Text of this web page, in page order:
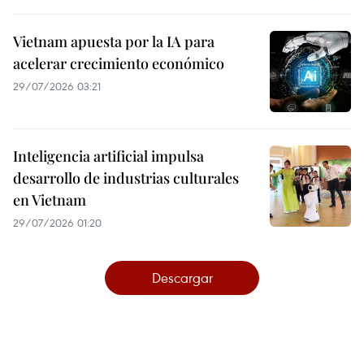
Vietnam apuesta por la IA para
acelerar crecimiento económico
29/07/2026 03:21
Inteligencia artificial impulsa
desarrollo de industrias culturales
en Vietnam
29/07/2026 01:20
Descargar